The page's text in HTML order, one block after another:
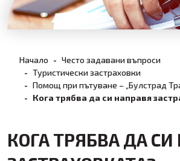
Начало
Често задавани въпроси
Туристически застраховки
Помощ при пътуване – „Булстрад
Кога трябва да си направя
КОГА ТРЯБВА ДА